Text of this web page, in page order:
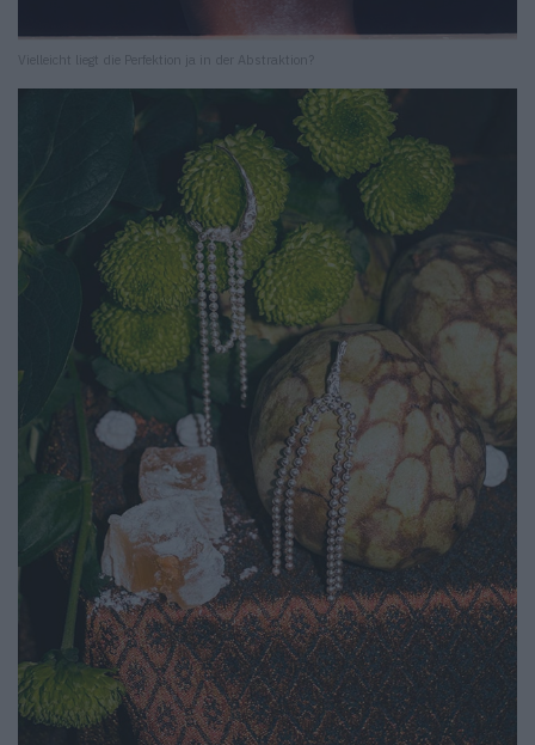
Vielleicht liegt die Perfektion ja in der Abstraktion?